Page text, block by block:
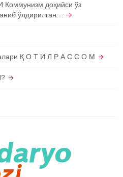
доҳийси ўз
ўлдирилган…
Қ О Т И Л Р А С С О М